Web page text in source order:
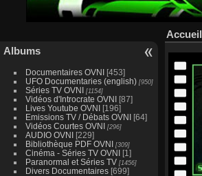
Albums
Documentaires OVNI [453]
UFO Documentaries (english) [950]
Séries TV OVNI [1154]
Vidéos d'Introcrate OVNI [87]
Lives Youtube OVNI [196]
Emissions TV / Débats OVNI [64]
Vidéos Courtes OVNI [296]
AUDIO OVNI [229]
Bibliothèque PDF OVNI [309]
Cinéma - Séries TV OVNI [1]
Paranormal et Séries TV [1456]
Divers Documentaires [699]
Accueil